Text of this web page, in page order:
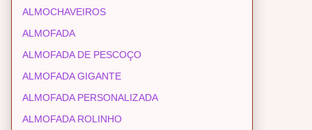
ALMOCHAVEIROS
ALMOFADA
ALMOFADA DE PESCOÇO
ALMOFADA GIGANTE
ALMOFADA PERSONALIZADA
ALMOFADA ROLINHO